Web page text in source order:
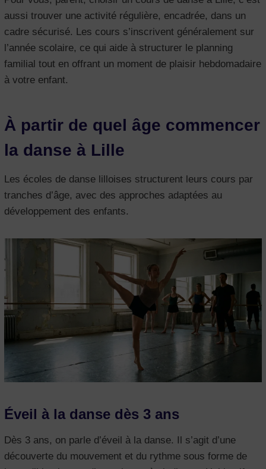
aussi trouver une activité régulière, encadrée, dans un
cadre sécurisé. Les cours s’inscrivent généralement sur
l’année scolaire, ce qui aide à structurer le planning
familial tout en offrant un moment de plaisir hebdomadaire
à votre enfant.
À partir de quel âge commencer
la danse à Lille
Les écoles de danse lilloises structurent leurs cours par
tranches d’âge, avec des approches adaptées au
développement des enfants.
Éveil à la danse dès 3 ans
Dès 3 ans, on parle d’éveil à la danse. Il s’agit d’une
découverte du mouvement et du rythme sous forme de